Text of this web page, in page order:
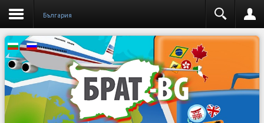
България